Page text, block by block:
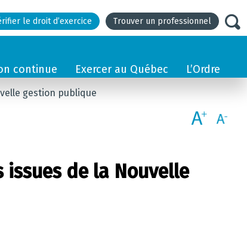
le droit d’exercice Trouver un professionnel
continue Exercer au Québec L’Ordre
gestion publique
issues de la Nouvelle